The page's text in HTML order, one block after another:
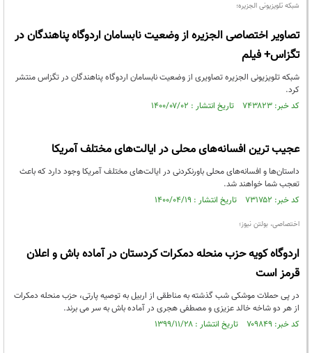
شبکه تلویزیونی الجزیره؛
تصاویر اختصاصی الجزیره از وضعیت نابسامان اردوگاه پناهندگان در
تگزاس+ فیلم
شبکه تلویزیونی الجزیره تصاویری از وضعیت نابسامان اردوگاه پناهندگان در تگزاس منتشر
کرد.
کد خبر: ۷۴۳۸۲۳ تاریخ انتشار : ۱۴۰۰/۰۷/۰۲
عجیب ترین افسانه‌های محلی در ایالت‌های مختلف آمریکا
داستان‌ها و افسانه‌های محلی باورنکردنی در ایالت‌های مختلف آمریکا وجود دارد که باعث
تعجب شما خواهند شد.
کد خبر: ۷۳۱۷۵۲ تاریخ انتشار : ۱۴۰۰/۰۴/۱۹
اختصاصی، بولتن نیوز؛
اردوگاه کویه حزب منحله دمکرات کردستان در آماده باش و اعلان
قرمز است
در پی حملات موشکی شب گذشته به مناطقی از اربیل به توصیه پارتی، حزب منحله دمکرات
از هر دو شاخه خالد عزیزی و مصطفی هجری در آماده باش به سر می برند.
کد خبر: ۷۰۹۸۴۹ تاریخ انتشار : ۱۳۹۹/۱۱/۲۸